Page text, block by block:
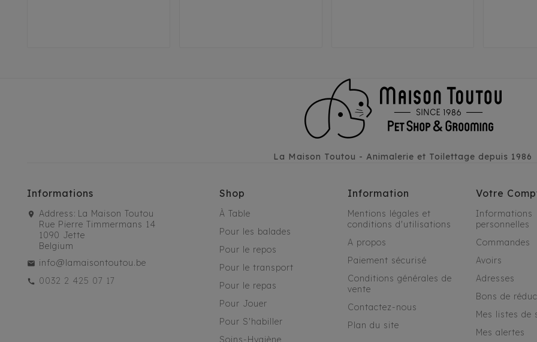
La Maison Toutou - Animalerie et Toilettage depuis 1986
Informations
Address: La Maison Toutou
Rue Pierre Timmermans 14
1090 Jette
Belgium
info@lamaisontoutou.be
0032 2 425 07 17
Shop
À Table
Pour les balades
Pour le repos
Pour le transport
Pour le repas
Pour Jouer
Pour S'habiller
Soins-Hygiène
Information
Mentions légales et
conditions d'utilisations
A propos
Paiement sécurisé
Conditions générales de
vente
Contactez-nous
Plan du site
Votre
Informations
personnelles
Commandes
Avoirs
Adresses
Bons de
Mes listes de
Mes alertes